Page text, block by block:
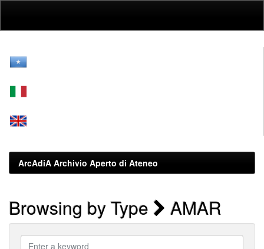
ArcAdiA Archivio Aperto di Ateneo
Browsing by Type AMAR